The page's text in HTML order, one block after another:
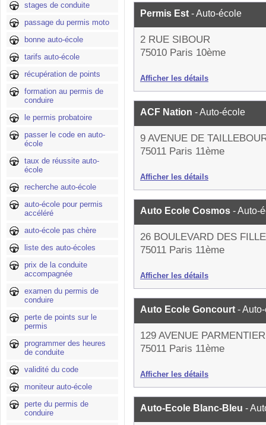
stages de conduite
passage du permis moto
bonne auto-école
tarifs auto-école
récupération de points
formation au permis de
conduire
le permis probatoire
passer le code en auto-
école
taux de réussite auto-
école
recherche auto-école
auto-école pour permis
accéléré
auto-école pas chère
liste des auto-écoles
prix de la conduite
accompagnée
examen du permis de
conduire
perte de points sur le
permis
programmer des heures
de conduite
validité du code
moniteur auto-école
perte du permis de
conduire
Permis Est - Auto-école
2 RUE SIBOUR
75010 Paris 10ème
Afficher les détails
ACF Nation - Auto-école
9 AVENUE DE
75011 Paris 11ème
Afficher les détails
Auto Ecole Cosmos - Auto-
26 BOULEVARD DES
75011 Paris 11ème
Afficher les détails
Auto Ecole Goncourt -
129 AVENUE PARMENTIER
75011 Paris 11ème
Afficher les détails
Auto-Ecole Blanc-Bleu -